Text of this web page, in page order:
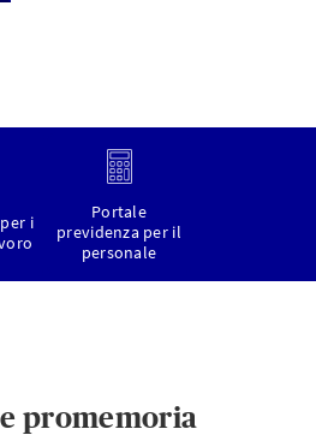
i
Portale
previdenza per il
personale
promemoria